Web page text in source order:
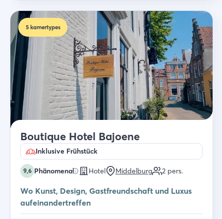
5 kamertypes
Boutique Hotel Bajoene
Inklusive Frühstück
9,6 Phänomenal Hotel Middelburg 2 pers.
Wo Kunst, Design, Gastfreundschaft und Luxus
aufeinandertreffen